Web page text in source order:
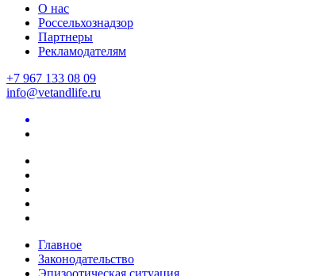
О нас
Россельхознадзор
Партнеры
Рекламодателям
+7 967 133 08 09
info@vetandlife.ru
Главное
Законодательство
Эпизоотическая ситуация